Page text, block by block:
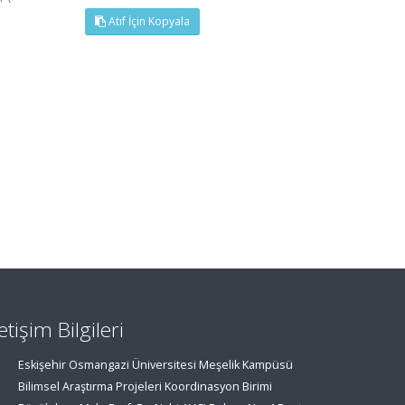
Atıf İçin Kopyala
Bilgileri
Eskişehir Osmangazi Üniversitesi Meşelik Kampüsü
Bilimsel Araştırma Projeleri Koordinasyon Birimi